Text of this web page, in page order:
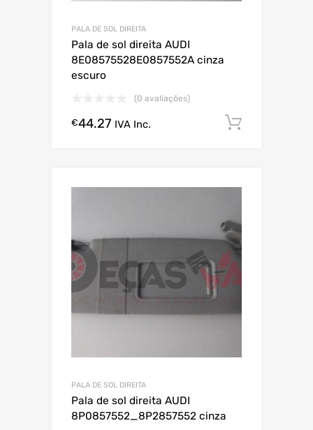
PALA DE SOL DIREITA
Pala de sol direita AUDI
8E08575528E0857552A cinza
escuro
(0 avaliações)
€44.27 IVA Inc.
PALA DE SOL DIREITA
Pala de sol direita AUDI
8P0857552_8P2857552 cinza